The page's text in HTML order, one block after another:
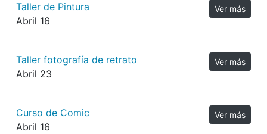
Taller de Pintura
Abril 16
Ver más
Taller fotografía de retrato
Abril 23
Ver más
Curso de Comic
Abril 16
Ver más